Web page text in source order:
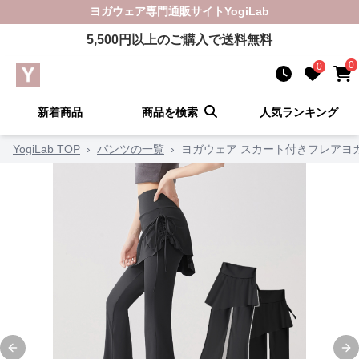
ヨガウェア専門通販サイトYogiLab
5,500円以上のご購入で送料無料
0 0
新着商品 商品を検索 人気ランキング
YogiLab TOP › パンツの一覧 › ヨガウェア スカート付きフレアヨ
Previous slide